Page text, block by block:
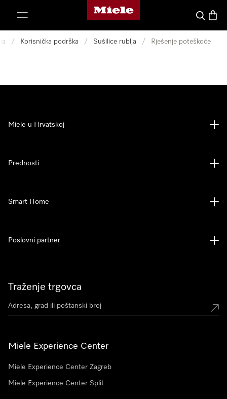
Miele početna stranica
Pretraga
/ Korisnička podrška / Sušilice rublja / Rješenje poteškoće
Traženje trgovca
Miele Experience Center
Miele Experience Center Zagreb
Miele Experience Center Split
Miele u Hrvatskoj
Prednosti
Smart Home
Poslovni partner